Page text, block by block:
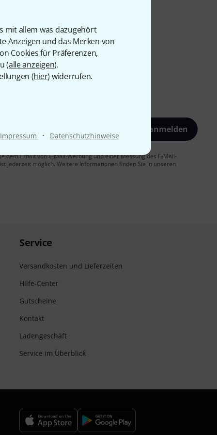
mit allem was dazugehört
Anzeigen und das Merken von
Cookies für Präferenzen,
(alle anzeigen).
(hier) widerrufen.
Impressum · Datenschutzhinweise
Jetzt anmelden
dem Erhalt von E-Mail-Werbung und einer Messung des E-Mail-
jederzeit möglich. Weitere Informationen finden Sie in unseren
Service
Versandkosten und Lieferzeiten
Hilfe-Center
Gutscheine
Kontakt
Ladengeschäft
Service im Überblick